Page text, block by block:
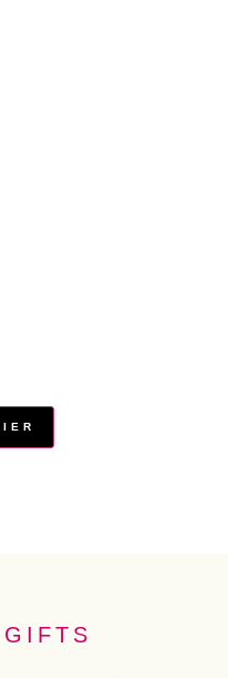
GIFTS